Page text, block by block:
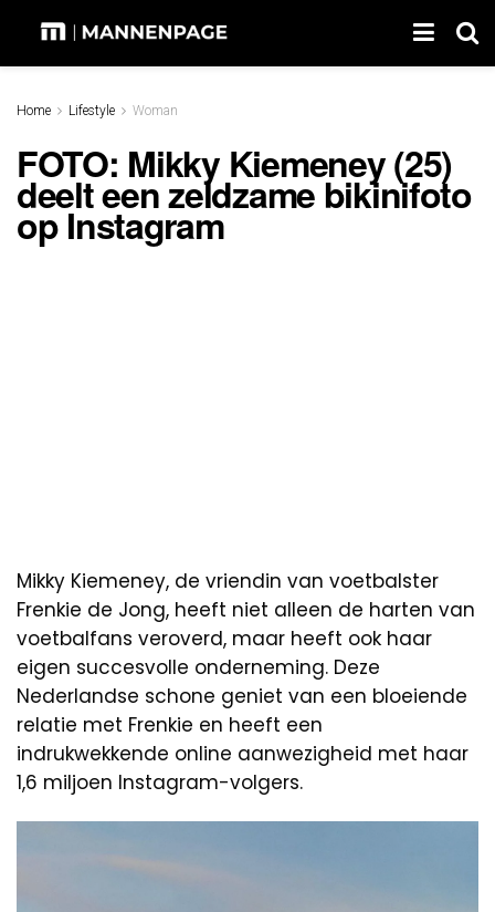
Home Lifestyle Woman
FOTO: Mikky Kiemeney (25)
deelt een zeldzame bikinifoto
op Instagram
Mikky Kiemeney, de vriendin van voetbalster
Frenkie de Jong, heeft niet alleen de harten van
voetbalfans veroverd, maar heeft ook haar
eigen succesvolle onderneming. Deze
Nederlandse schone geniet van een bloeiende
relatie met Frenkie en heeft een
indrukwekkende online aanwezigheid met haar
1,6 miljoen Instagram-volgers.